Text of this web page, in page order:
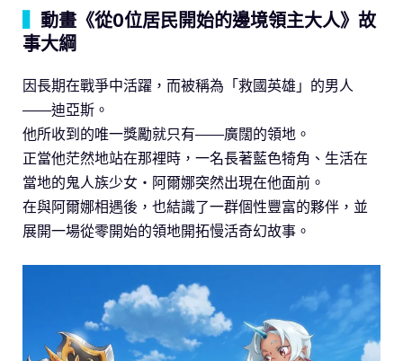
動畫《從0位居民開始的邊境領主大人》故
事大綱
因長期在戰爭中活躍，而被稱為「救國英雄」的男人
——迪亞斯。
他所收到的唯一獎勵就只有——廣闊的領地。
正當他茫然地站在那裡時，一名長著藍色犄角、生活在
當地的鬼人族少女‧阿爾娜突然出現在他面前。
在與阿爾娜相遇後，也結識了一群個性豐富的夥伴，並
展開一場從零開始的領地開拓慢活奇幻故事。